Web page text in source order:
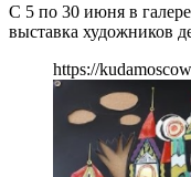
С 5 по 30 июня в
выставка художников
https://